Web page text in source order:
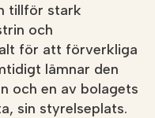
tillför stark
och
för att förverkliga
lämnar den
och en av bolagets
sin styrelseplats.